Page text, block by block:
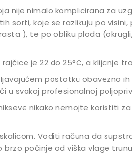
nije nimalo komplicirana za
sorti, koje se razlikuju po
), te po obliku ploda
je 22 do 25°C, a klijanje
postotku obavezno
u svakoj profesionalnoj
nikako nemojte koristiti
Voditi računa da
počinje od viška vlage